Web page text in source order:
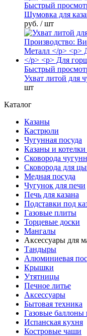
Быстрый
Шумовка для
руб. / шт
Быстрый
Ухват литой для
шт
Каталог
Казаны
Кастрюли
Чугунная посуда
Казаны и
Сковорода
Сковорода для
Медная посуда
Чугунок для печи
Печь для казана
Подставки под
Газовые плиты
Торцевые доски
Мангалы
Аксессуары для
Тандыры
Алюминиевая
Крышки
Утятницы
Печное литье
Аксессуары
Бытовая техника
Газовые баллоны
Испанская кухня
Костровые чаши